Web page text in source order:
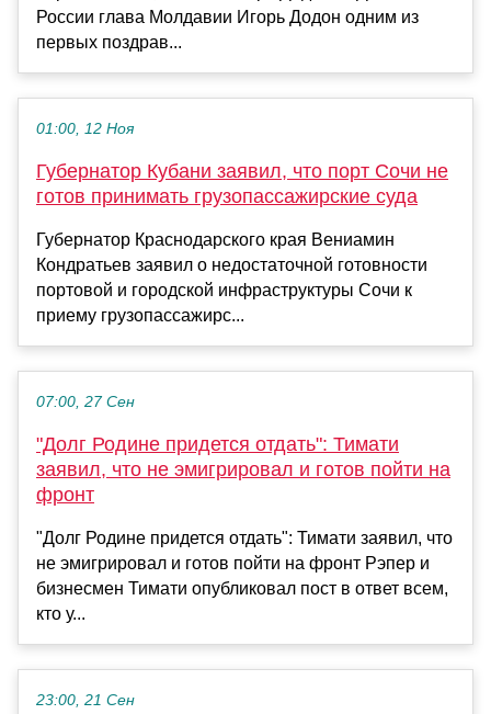
России глава Молдавии Игорь Додон одним из
первых поздрав...
01:00, 12 Ноя
Губернатор Кубани заявил, что порт Сочи не
готов принимать грузопассажирские суда
Губернатор Краснодарского края Вениамин
Кондратьев заявил о недостаточной готовности
портовой и городской инфраструктуры Сочи к
приему грузопассажирс...
07:00, 27 Сен
"Долг Родине придется отдать": Тимати
заявил, что не эмигрировал и готов пойти на
фронт
"Долг Родине придется отдать": Тимати заявил, что
не эмигрировал и готов пойти на фронт Рэпер и
бизнесмен Тимати опубликовал пост в ответ всем,
кто у...
23:00, 21 Сен